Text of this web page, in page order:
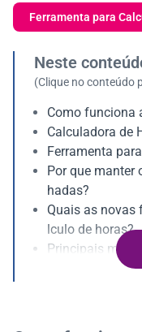
Ferramenta para
Neste
(Clique no conteúdo
Como funciona
Calculadora de
Ferramenta
Por que manter
hadas?
Quais as novas
lculo de horas?
Principais
Importância da